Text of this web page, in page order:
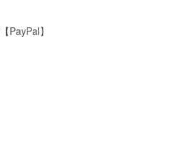
PayPal】